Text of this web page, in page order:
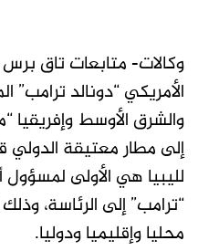
وكالات- متابعات تاق
الأمريكي “دونالد ترامب”
والشرق الأوسط وإفريقيا
إلى مطار معتيقة
لليبيا هي الأولى
“ترامب” إلى الرئاسة،
محليا وإقليميا ودوليا.